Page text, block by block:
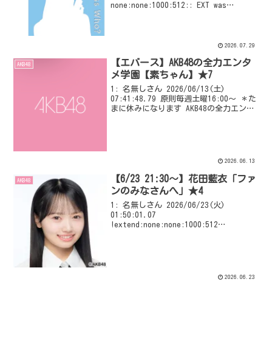
none:none:1000:512:: EXT was
2026.07.29
AKB48
【エバース】AKB48の全力エンタ
メ学園【素ちゃん】★7
1: 名無しさん 2026/06/13(土)
07:41:48.79 原則毎週土曜16:00～ ＊た
まに休みになります AKB48の全力エンタ
2026.06.13
AKB48
【6/23 21:30～】花田藍衣「ファ
ンのみなさんへ」★4
1: 名無しさん 2026/06/23(火)
01:50:01.07
!extend:none:none:1000:512
2026.06.23